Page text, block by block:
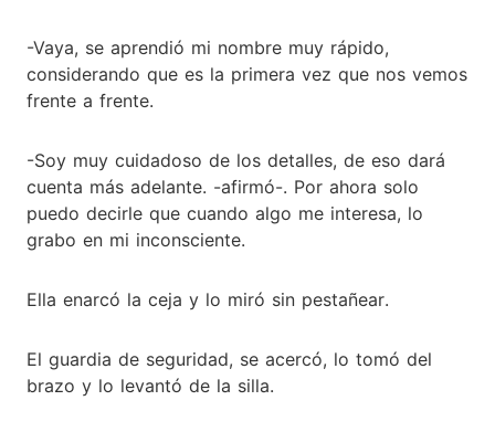
-Vaya, se aprendió mi nombre muy rápido,
considerando que es la primera vez que nos vemos
frente a frente.
-Soy muy cuidadoso de los detalles, de eso dará
cuenta más adelante. -afirmó-. Por ahora solo
puedo decirle que cuando algo me interesa, lo
grabo en mi inconsciente.
Ella enarcó la ceja y lo miró sin pestañear.
El guardia de seguridad, se acercó, lo tomó del
brazo y lo levantó de la silla.